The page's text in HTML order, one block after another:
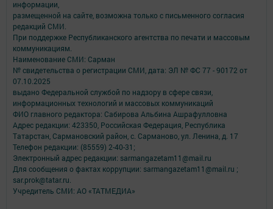
информации,
размещенной на сайте, возможна только с письменного согласия
редакций СМИ.
При поддержке Республиканского агентства по печати и массовым
коммуникациям.
Наименование СМИ: Сарман
№ свидетельства о регистрации СМИ, дата: ЭЛ № ФС 77 - 90172 от
07.10.2025
выдано Федеральной службой по надзору в сфере связи,
информационных технологий и массовых коммуникаций
ФИО главного редактора: Сабирова Альбина Ашрафулловна
Адрес редакции: 423350, Российская Федерация, Республика
Татарстан, Сармановский район, с. Сарманово, ул. Ленина, д. 17
Телефон редакции: (85559) 2-40-31;
Электронный адрес редакции: sarmangazetam11@mail.ru
Для сообщения о фактах коррупции: sarmangazetam11@mail.ru ;
sar.prok@tatar.ru.
Учредитель СМИ: АО «ТАТМЕДИА»